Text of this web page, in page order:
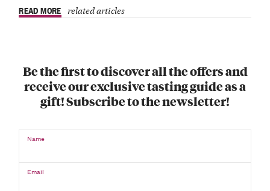
READ MORE related articles
Be the first to discover all the offers and
receive our exclusive tasting guide as a
gift! Subscribe to the newsletter!
Name
Email